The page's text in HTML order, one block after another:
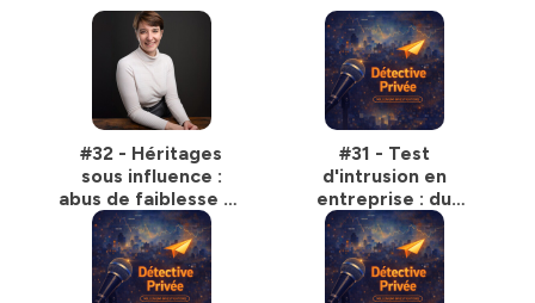
#32 - Héritages
sous influence :
abus de faiblesse et
emprise mentale
#31 - Test
d'intrusion en
entreprise : du
cyber au réel